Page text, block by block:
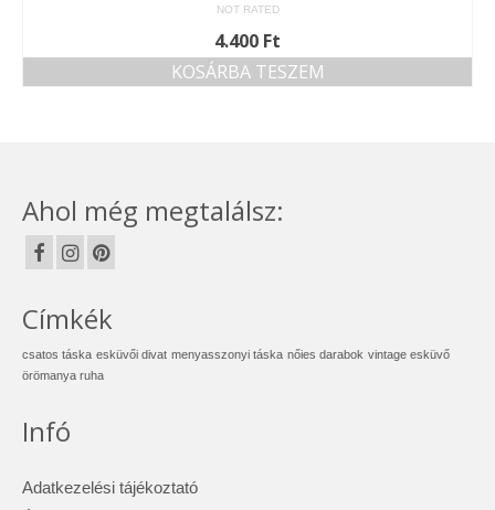
NOT RATED
4.400 Ft
KOSÁRBA TESZEM
Ahol még megtalálsz:
Címkék
csatos táska esküvői divat menyasszonyi táska nőies darabok vintage esküvő
örömanya ruha
Infó
Adatkezelési tájékoztató